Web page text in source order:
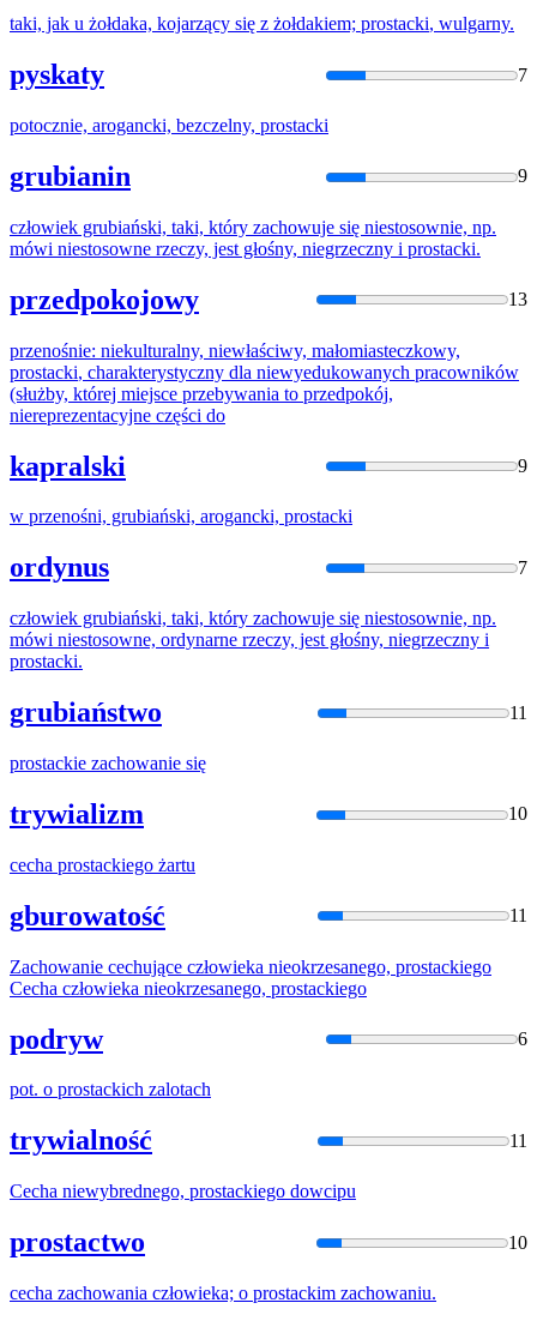
taki, jak u żołdaka, kojarzący się z żołdakiem; prostacki, wulgarny.
pyskaty 7
potocznie, arogancki, bezczelny, prostacki
grubianin 9
człowiek grubiański, taki, który zachowuje się niestosownie, np.
mówi niestosowne rzeczy, jest głośny, niegrzeczny i prostacki.
przedpokojowy 13
przenośnie: niekulturalny, niewłaściwy, małomiasteczkowy,
prostacki, charakterystyczny dla niewyedukowanych pracowników
(służby, której miejsce przebywania to przedpokój,
niereprezentacyjne części do
kapralski 9
w przenośni, grubiański, arogancki, prostacki
ordynus 7
człowiek grubiański, taki, który zachowuje się niestosownie, np.
mówi niestosowne, ordynarne rzeczy, jest głośny, niegrzeczny i
prostacki.
grubiaństwo 11
prostackie zachowanie się
trywializm 10
cecha prostackiego żartu
gburowatość 11
Zachowanie cechujące człowieka nieokrzesanego, prostackiego
Cecha człowieka nieokrzesanego, prostackiego
podryw 6
pot. o prostackich zalotach
trywialność 11
Cecha niewybrednego, prostackiego dowcipu
prostactwo 10
cecha zachowania człowieka; o prostackim zachowaniu.